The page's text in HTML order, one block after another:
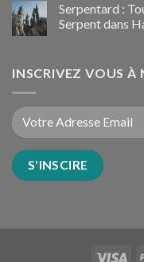
Serpentard :
Serpent dans
INSCRIVEZ VOUS À